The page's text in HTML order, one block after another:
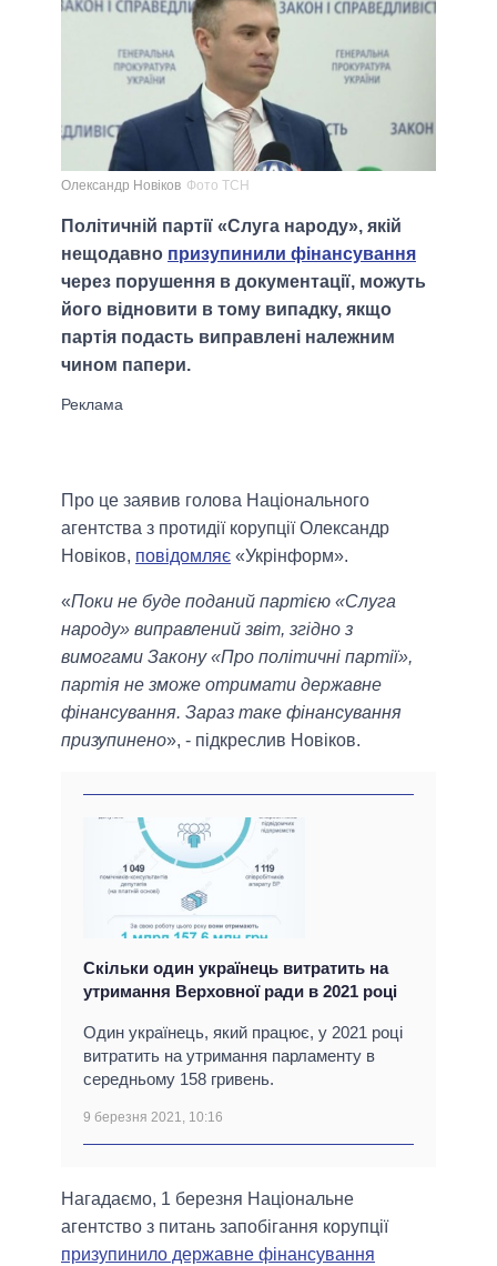
Олександр Новіков Фото ТСН
Політичній партії «Слуга народу», якій
нещодавно призупинили фінансування
через порушення в документації, можуть
його відновити в тому випадку, якщо
партія подасть виправлені належним
чином папери.
Про це заявив голова Національного
агентства з протидії корупції Олександр
Новіков, повідомляє «Укрінформ».
«Поки не буде поданий партією «Слуга
народу» виправлений звіт, згідно з
вимогами Закону «Про політичні партії»,
партія не зможе отримати державне
фінансування. Зараз таке фінансування
призупинено», - підкреслив Новіков.
Скільки один українець витратить на
утримання Верховної ради в 2021 році
Один українець, який працює, у 2021 році
витратить на утримання парламенту в
середньому 158 гривень.
9 березня 2021, 10:16
Нагадаємо, 1 березня Національне
агентство з питань запобігання корупції
призупинило державне фінансування